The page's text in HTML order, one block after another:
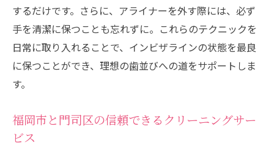
福岡市と門司区でのインビザラインクリーニン
グのポイントと注意点
クリーニングで避けるべき誤り
効果的なクリーニングスケジュールの立て
クリーニングを行う時間帯のベストプラク
するだけです。さらに、アライナーを外す際には、必ず
手を清潔に保つことも忘れずに。これらのテクニックを
日常に取り入れることで、インビザラインの状態を最良
に保つことができ、理想の歯並びへの道をサポートしま
す。
福岡市と門司区の信頼できるクリーニングサー
ビス